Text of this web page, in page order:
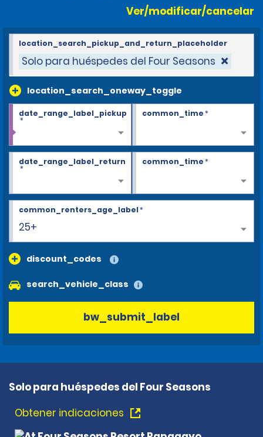
Ver/modificar/cancelar
Solo para huéspedes del Four Seasons
location_search_oneway_toggle
location_search_pickup_and_return_placeholder
date_range_label_pickup
*
common_time*
date_range_label_return
*
common_time*
25+
common_renters_age_label*
discount_codes
search_vehicle_class
bw_submit_label
Solo para huéspedes del Four Seasons
Obtener indicaciones